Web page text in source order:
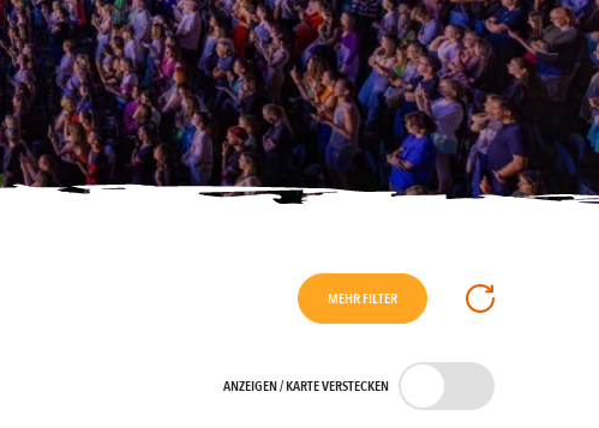
MEHR FILTER
ANZEIGEN / KARTE VERSTECKEN